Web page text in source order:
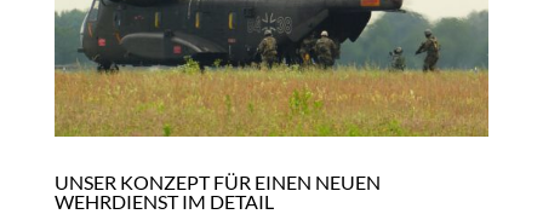
UNSER KONZEPT FÜR EINEN NEUEN
WEHRDIENST IM DETAIL